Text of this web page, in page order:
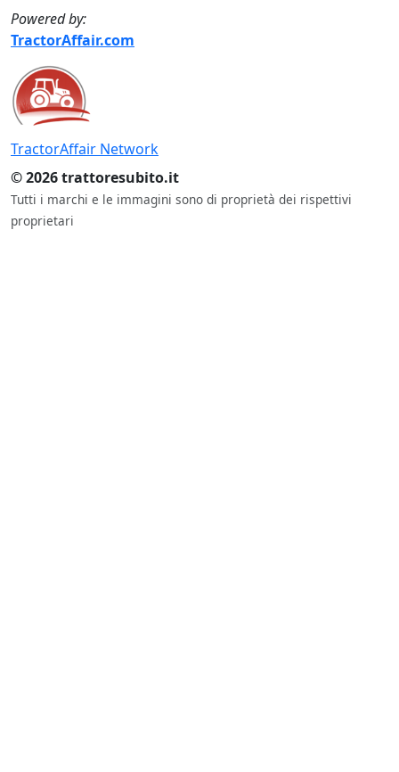
Powered by:
TractorAffair.com
TractorAffair Network
© 2026 trattoresubito.it
Tutti i marchi e le immagini sono di proprietà dei rispettivi
proprietari